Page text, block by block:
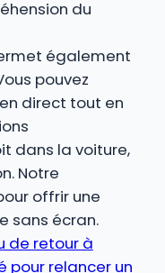
du
également
pouvez
direct tout en
dans la voiture,
Notre
offrir une
sans écran.
de retour à
pour relancer un